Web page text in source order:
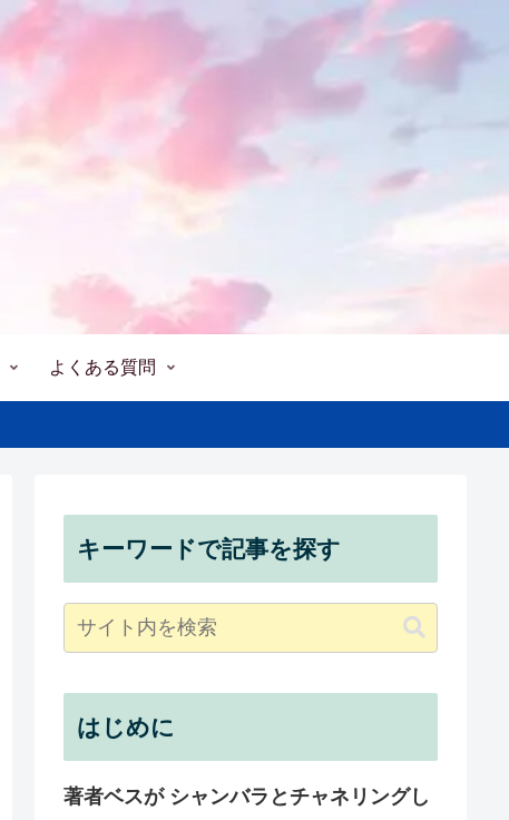
よくある質問
キーワードで記事を探す
はじめに
著者ベスが シャンバラとチャネリングし